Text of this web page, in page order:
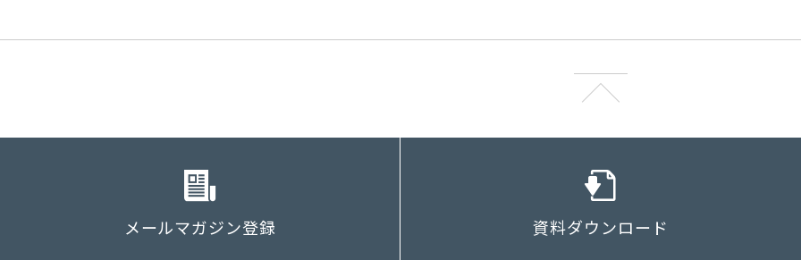
メールマガジン登録 資料ダウンロード